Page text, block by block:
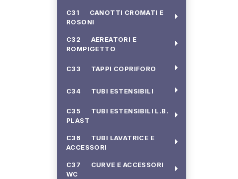
C31 CANOTTI CROMATI E
ROSONI
arrow_right
C32 AEREATORI E
ROMPIGETTO
arrow_right
C33 TAPPI COPRIFORO arrow_right
C34 TUBI ESTENSIBILI arrow_right
C35 TUBI ESTENSIBILI L.B.
PLAST
arrow_right
C36 TUBI LAVATRICE E
ACCESSORI
arrow_right
C37 CURVE E ACCESSORI
WC
arrow_right